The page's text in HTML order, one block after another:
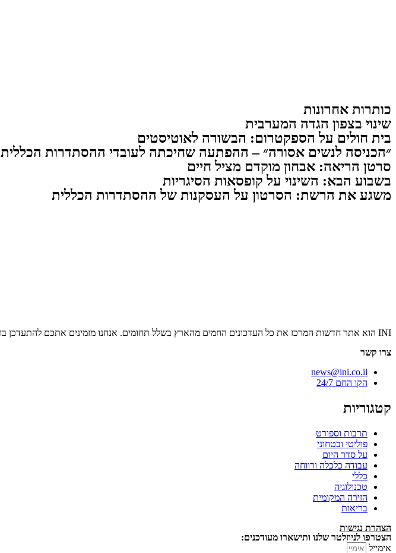
כותרות אחרונות
שינוי בצפון הגדה המערבית
בית חולים על הספקטרום: הבשורה לאוטיסטים
״הכניסה לנשים אסורה״ – ההפתעה שחיכתה לעובדי ההסתדרות הכללית
סרטן הריאה: אבחון מוקדם מציל חיים
בשבוע הבא: השינוי על קופסאות הסיגריות
משגע את הרשת: הסרטון על העסקנות של ההסתדרות הכללית
INI הוא אתר חדשות המרכז את כל העדכונים החמים מהארץ בשלל תחומים. אנחנו מזמינים אתכם להתעדכן בחדשות היום, להאזין לפודקאסטים, ולקרוא מאמרי דעה.
צרו קשר
news@ini.co.il
הקו החם 24/7
קטגוריות
תרבות וספורט
פוליטי ובטחוני
על סדר היום
עבודה כלכלה ורווחה
כללי
טכנולוגיה
הזירה המקומית
בריאות
הצהרת נגישות
הצטרפו לניוזלטר שלנו ותישארו מעודכנים:
אימייל